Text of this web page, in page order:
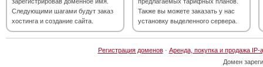
Следующими шагами будут заказ
хостинга и создание сайта.
Также вы можете заказать у нас
установку выделенного сервера.
Регистрация доменов· Аренда, покупка и продажа IP-
Домен